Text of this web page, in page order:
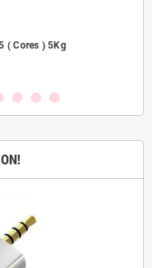
( Cores ) 5Kg